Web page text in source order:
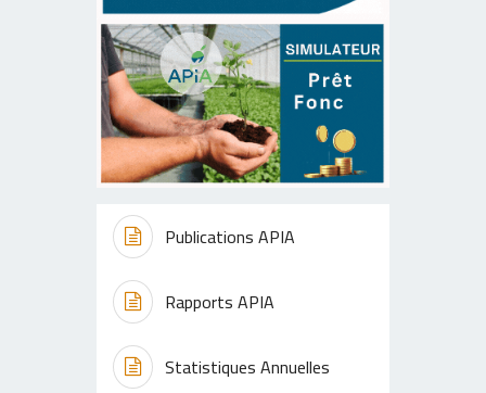
Publications APIA
Rapports APIA
Statistiques Annuelles